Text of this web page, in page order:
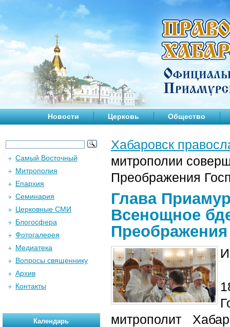
Новости Церковь Общество
Хабаровск
митрополии
Преображения
Глава
Всенощное
митрополит
Самый Восточный
Митрополия
Епархия
Семинария
Церковные СМИ
Блогосфера
Фотогалерея
Медиатека
Вопросы священнику
Архив
Контакты
Календарь